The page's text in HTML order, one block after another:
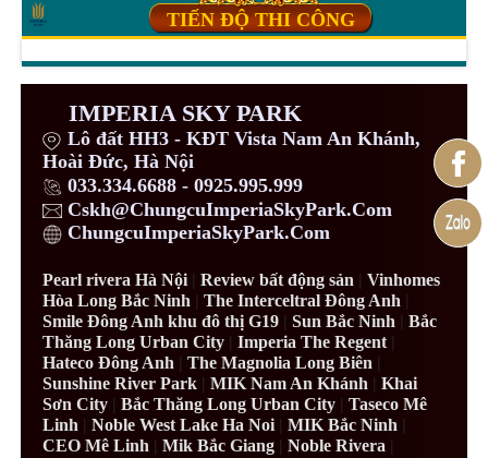
TIẾN ĐỘ THI CÔNG
IMPERIA SKY PARK
Lô đất HH3 - KĐT Vista Nam An Khánh,
Hoài Đức, Hà Nội
033.334.6688 - 0925.995.999
Cskh@ChungcuImperiaSkyPark.Com
ChungcuImperiaSkyPark.Com
Pearl rivera Hà Nội| Review bất động sản | Vinhomes
Hòa Long Bắc Ninh | The Interceltral Đông Anh |
Smile Đông Anh khu đô thị G19| Sun Bắc Ninh | Bắc
Thăng Long Urban City| Imperia The Regent|
Hateco Đông Anh | The Magnolia Long Biên |
Sunshine River Park| MIK Nam An Khánh | Khai
Sơn City| Bắc Thăng Long Urban City| Taseco Mê
Linh | Noble West Lake Ha Noi| MIK Bắc Ninh |
CEO Mê Linh | Mik Bắc Giang| Noble Rivera |